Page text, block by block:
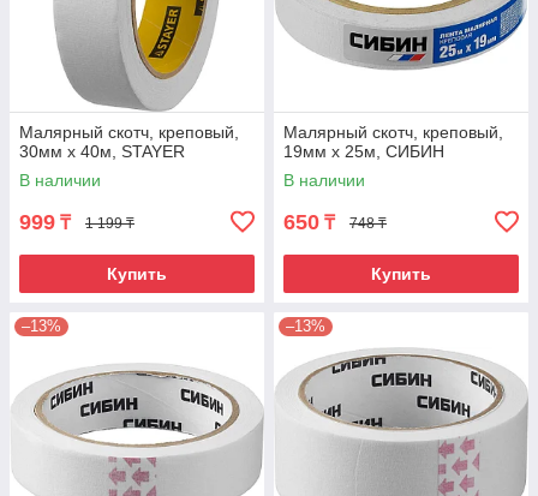
Малярный скотч, креповый,
30мм х 40м, STAYER
В наличии
999 ₸ 1 199 ₸
Купить
Малярный скотч, креповый,
19мм х 25м, CИБИН
В наличии
650 ₸ 748 ₸
Купить
–13% –13%